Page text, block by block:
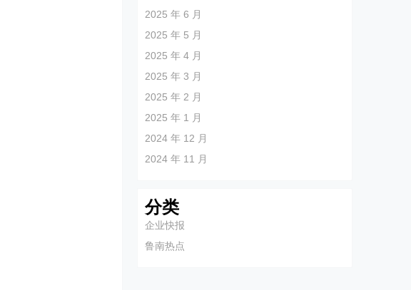
2025 年 6 月
2025 年 5 月
2025 年 4 月
2025 年 3 月
2025 年 2 月
2025 年 1 月
2024 年 12 月
2024 年 11 月
分类
企业快报
鲁南热点